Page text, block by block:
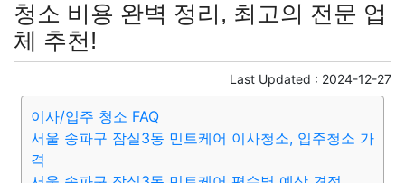
청소 비용 완벽 정리, 최고의 전문 업
체 추천!
Last Updated : 2024-12-27
이사/입주 청소 FAQ
서울 송파구 잠실3동 민트케어 이사청소, 입주청소 가
격